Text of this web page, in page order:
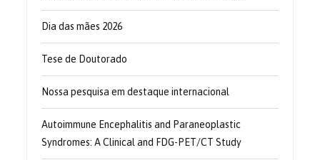
Dia das mães 2026
Tese de Doutorado
Nossa pesquisa em destaque internacional
Autoimmune Encephalitis and Paraneoplastic
Syndromes: A Clinical and FDG-PET/CT Study